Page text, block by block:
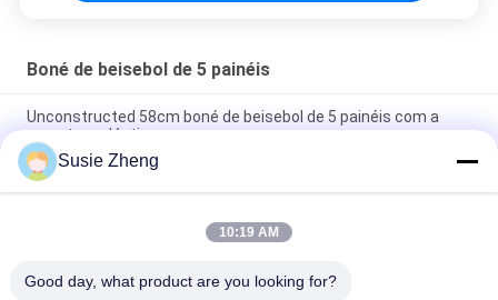
Boné de beisebol de 5 painéis
Unconstructed 58cm boné de beisebol de 5 painéis com a
curvatura plástica
Tamanho personalizado do chapéu 56-60CM do paizinho do
boné de beisebol do painel do bordado 5
Chapéus de basebol feitos sob encomenda materiais do
Susie Zheng
10:19 AM
Good day, what product are you looking for?